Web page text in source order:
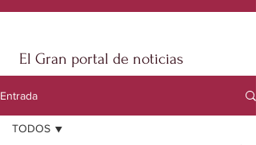
El Gran portal de noticias
Entrada
TODOS